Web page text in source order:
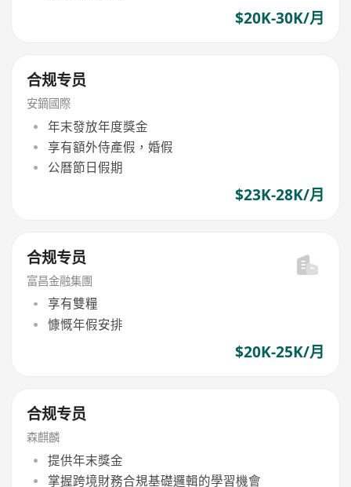
$20K-30K/月
合规专员
安鏑國際
年末發放年度獎金
享有額外侍產假，婚假
公曆節日假期
$23K-28K/月
合规专员
富昌金融集團
享有雙糧
慷慨年假安排
$20K-25K/月
合规专员
森麒麟
提供年末獎金
掌握跨境財務合規基礎邏輯的學習機會